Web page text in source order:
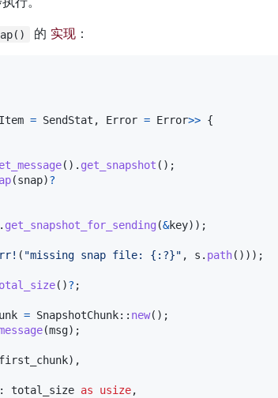
的 实现：
Item = SendStat , Error = Error>> {
( ) . get_snapshot ( ) ;
(snap)?
. get_snapshot_for_sending (&key) ) ;
( "missing snap file: {:?}" , s . path( ) ) ) ;
( )? ;
= SnapshotChunk:: new( ) ;
(msg) ;
first_chunk) ,
: total_size as usize,